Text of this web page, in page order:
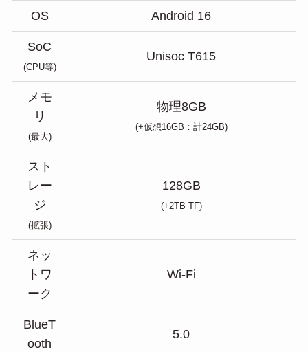
OS Android 16
SoC
(CPU等)
Unisoc T615
メモ
リ
(最大)
物理8GB
(+仮想16GB：計24GB)
スト
レー
ジ
(拡張)
128GB
(+2TB TF)
ネッ
トワ
ーク
Wi-Fi
BlueT
ooth
5.0